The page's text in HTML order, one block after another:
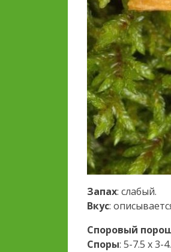
Запах: слабый.
Вкус:
Споровый
Споры: 5-7.5 x 3-